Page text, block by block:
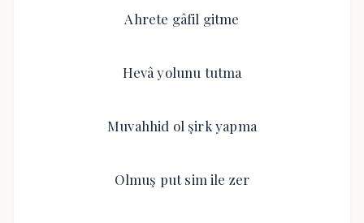
Ahrete gâfil gitme
Hevâ yolunu tutma
Muvahhid ol şirk yapma
Olmuş put sim ile zer